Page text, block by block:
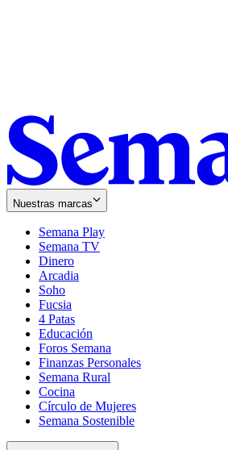
Nuestras marcas
Semana Play
Semana TV
Dinero
Arcadia
Soho
in
new
window
Fucsia
in
new
window
4 Patas
Educación
Foros Semana
Finanzas Personales
Semana Rural
Cocina
Círculo de Mujeres
Semana Sostenible